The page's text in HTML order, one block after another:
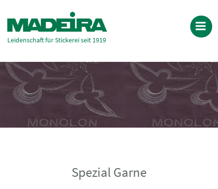
Leidenschaft für Stickerei seit 1919
Spezial Garne